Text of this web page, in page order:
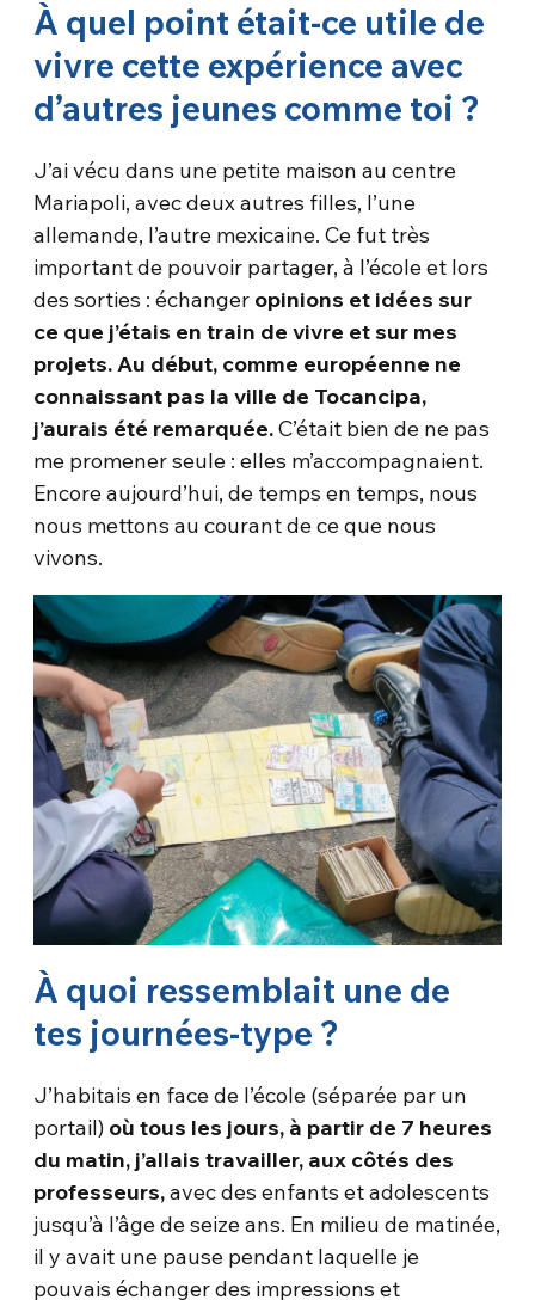
À quel point était-ce utile de
vivre cette expérience avec
d’autres jeunes comme toi ?
J’ai vécu dans une petite maison au centre
Mariapoli, avec deux autres filles, l’une
allemande, l’autre mexicaine. Ce fut très
important de pouvoir partager, à l’école et lors
des sorties : échanger opinions et idées sur
ce que j’étais en train de vivre et sur mes
projets. Au début, comme européenne ne
connaissant pas la ville de Tocancipa,
j’aurais été remarquée.C’était bien de ne pas
me promener seule : elles m’accompagnaient.
Encore aujourd’hui, de temps en temps, nous
nous mettons au courant de ce que nous
vivons.
À quoi ressemblait une de
tes journées-type ?
J’habitais en face de l’école (séparée par un
portail) où tous les jours, à partir de 7 heures
du matin, j’allais travailler, aux côtés des
professeurs,avec des enfants et adolescents
jusqu’à l’âge de seize ans. En milieu de matinée,
il y avait une pause pendant laquelle je
pouvais échanger des impressions et